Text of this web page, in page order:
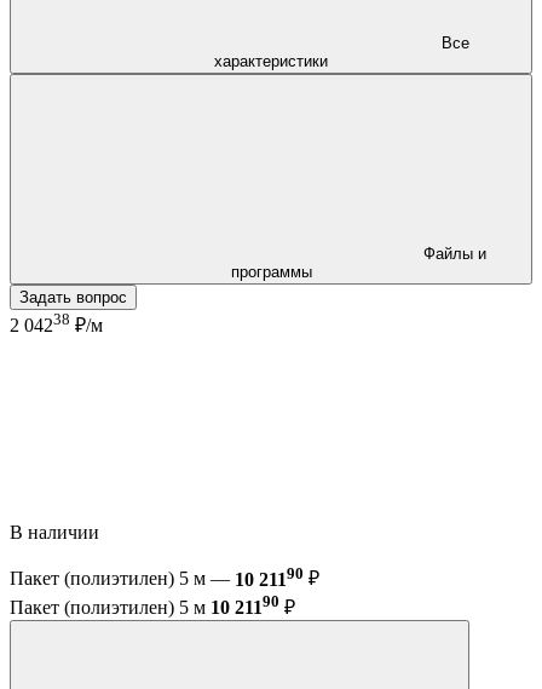
характеристики
программы
Задать вопрос
2 04238 ₽/м
В наличии
Пакет (полиэтилен) 5 м — 10 21190 ₽
Пакет (полиэтилен) 5 м 10 21190 ₽